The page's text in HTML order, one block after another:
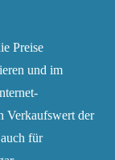
Preise
und im
Verkaufswert der
für